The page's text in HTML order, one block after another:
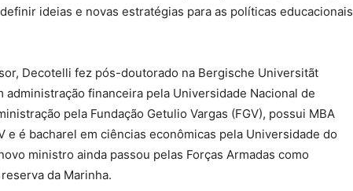
ideias e novas estratégias para as políticas educacionais
Decotelli fez pós-doutorado na Bergische Universitãt
financeira pela Universidade Nacional de
pela Fundação Getulio Vargas (FGV), possui MBA
e é bacharel em ciências econômicas pela Universidade do
ministro ainda passou pelas Forças Armadas como
da Marinha.